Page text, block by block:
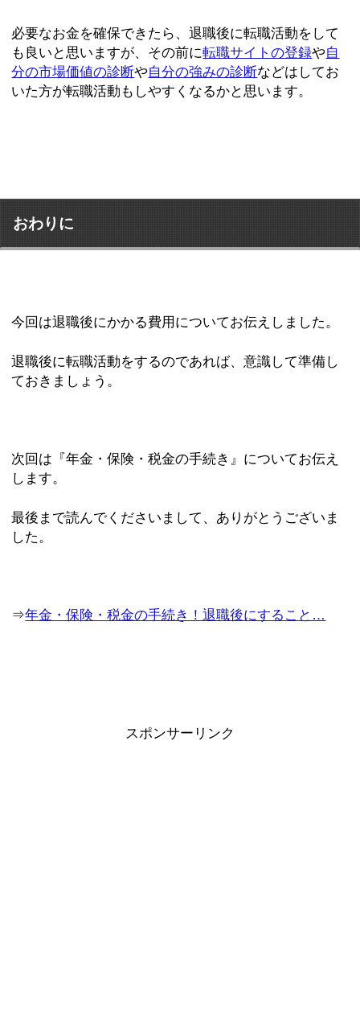
必要なお金を確保できたら、退職後に転職活動をして
も良いと思いますが、その前に転職サイトの登録や自
分の市場価値の診断や自分の強みの診断などはしてお
いた方が転職活動もしやすくなるかと思います。
おわりに
今回は退職後にかかる費用についてお伝えしました。
退職後に転職活動をするのであれば、意識して準備し
ておきましょう。
次回は『年金・保険・税金の手続き』についてお伝え
します。
最後まで読んでくださいまして、ありがとうございま
した。
⇒年金・保険・税金の手続き！退職後にすること…
スポンサーリンク